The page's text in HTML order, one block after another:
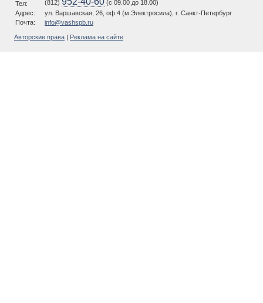
Тел: (812)
(c 09.00 до 18.00)
Адрес:
ул. Варшавская, 26, оф.4 (м.Электросила), г. Санкт-Петербург
Почта:
info@vashspb.ru
Авторские права Реклама на сайте